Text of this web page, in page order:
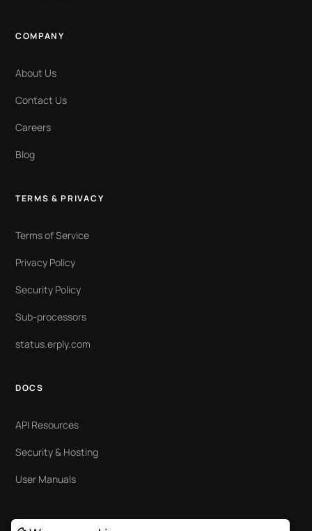
COMPANY
About Us
Contact Us
Careers
Blog
TERMS & PRIVACY
Terms of Service
Privacy Policy
Security Policy
Sub-processors
status.erply.com
DOCS
API Resources
Security & Hosting
User Manuals